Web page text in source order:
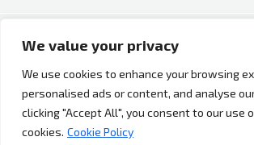
We value your privacy
We use cookies to enhance your browsing
personalised ads or content, and analyse
clicking "Accept All", you consent to our use
cookies. Cookie Policy
Copyright © 2026 Bh Dijaspora.
O nama
Marketing
Uslovi korištenja